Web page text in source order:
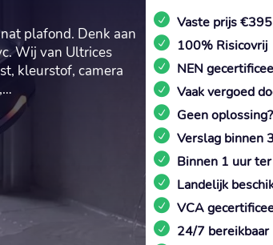
plafond.​ Denk aan
Wij van Ultrices
kleurstof, camera
Vaste prijs
100% Risicovrij
NEN
Vaak vergoed
Geen
Verslag binnen
Binnen 1 uur
Landelijk
VCA
24/7 bereikbaar